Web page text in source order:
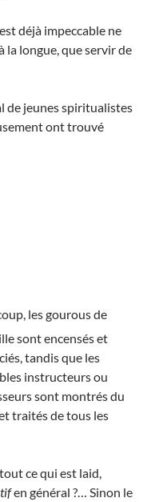
déjà impeccable ne
la longue, que servir de
de jeunes spiritualistes
ont trouvé
les gourous de
sont encensés et
tandis que les
instructeurs ou
sont montrés du
traités de tous les
ce qui est laid,
en général ?… Sinon le